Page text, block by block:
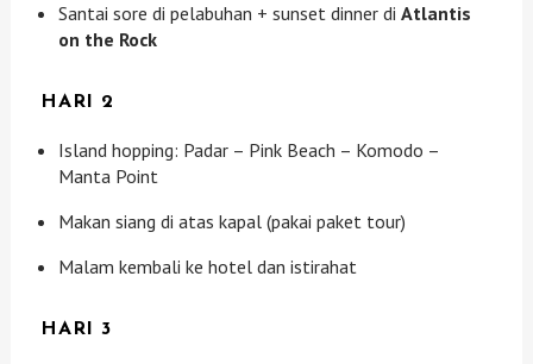
Santai sore di pelabuhan + sunset dinner diAtlantis
on the Rock
HARI 2
Island hopping: Padar – Pink Beach – Komodo –
Manta Point
Makan siang di atas kapal (pakai paket tour)
Malam kembali ke hotel dan istirahat
HARI 3